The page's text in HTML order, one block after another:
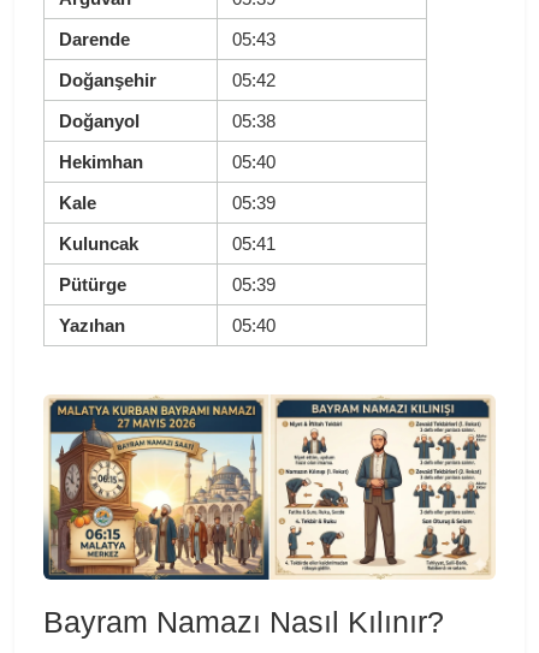
Darende
05:43
Doğanşehir
05:42
Doğanyol
05:38
Hekimhan
05:40
Kale
05:39
Kuluncak
05:41
Pütürge
05:39
Yazıhan
05:40
Bayram Namazı Nasıl Kılınır?